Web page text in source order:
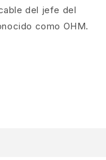
del jefe del
como OHM.